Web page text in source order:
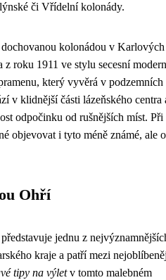
či Vřídelní kolonády.
kolonádou v Karlových
z roku 1911 ve stylu secesní
který vyvěrá v podzemních
v klidnější části lázeňského centra
odpočinku od rušnějších míst. Při
objevovat i tyto méně známé, ale
Ohří
jednu z
kraje a patří mezi
tipy na výletv tomto malebném